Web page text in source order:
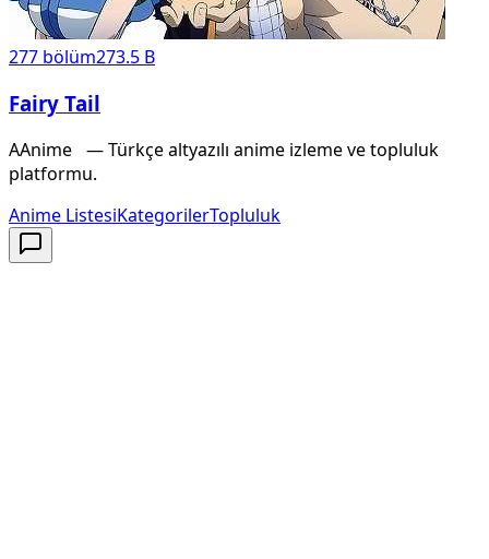
277 bölüm273.5 B
Fairy Tail
AAnime — Türkçe altyazılı anime izleme ve topluluk
platformu.
Anime ListesiKategorilerTopluluk